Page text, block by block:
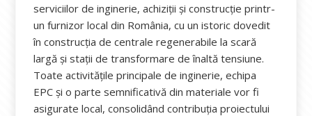
serviciilor de inginerie, achiziții și construcție printr-
un furnizor local din România, cu un istoric dovedit
în construcția de centrale regenerabile la scară
largă și stații de transformare de înaltă tensiune.
Toate activitățile principale de inginerie, echipa
EPC și o parte semnificativă din materiale vor fi
asigurate local, consolidând contribuția proiectului